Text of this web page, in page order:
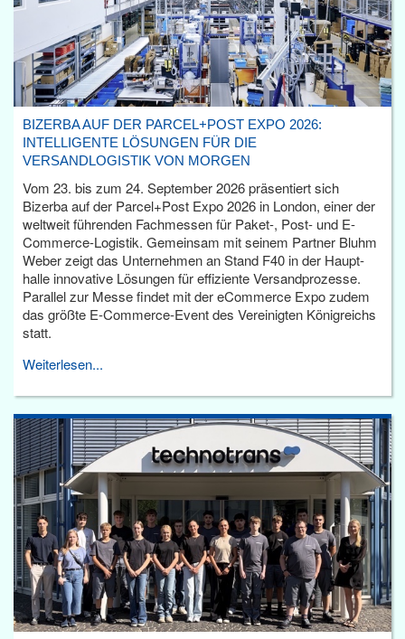
BIZERBA AUF DER PARCEL+POST EXPO 2026:
INTELLIGENTE LÖSUNGEN FÜR DIE
VERSANDLOGISTIK VON MORGEN
Vom 23. bis zum 24. September 2026 präsentiert sich
Bizerba auf der Parcel+Post Expo 2026 in London, einer der
weltweit führenden Fachmessen für Paket-, Post- und E-
Commerce-Logistik. Gemeinsam mit seinem Partner Bluhm
Weber zeigt das Unternehmen an Stand F40 in der Haupt­
halle innovative Lösungen für effiziente Versandprozesse.
Parallel zur Messe findet mit der eCommerce Expo zudem
das größte E-Commerce-Event des Vereinigten Königreichs
statt.
Weiterlesen...